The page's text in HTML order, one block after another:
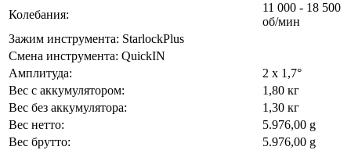
Колебания:
11 000 - 18 500
об/мин
Зажим инструмента: StarlockPlus
Смена инструмента: QuickIN
Амплитуда:
2 x 1,7°
Вес с аккумулятором:
1,80 кг
Вес без аккумулятора:
1,30 кг
Вес нетто:
5.976,00 g
Вес брутто:
5.976,00 g